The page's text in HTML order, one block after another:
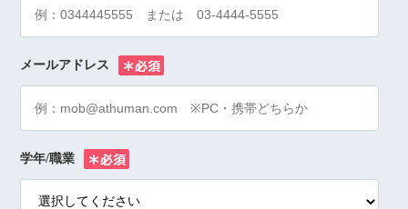
メールアドレス
学年/職業